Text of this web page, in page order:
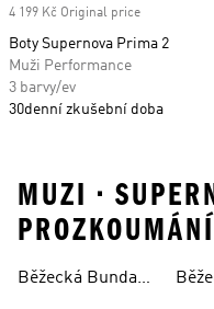
4 199 Kč Original price
Boty Supernova Prima 2
Muži Performance
3 barvy/ev
30denní zkušební doba
MUZI •
PROZKOUMÁNÍ
Běžecká Bunda